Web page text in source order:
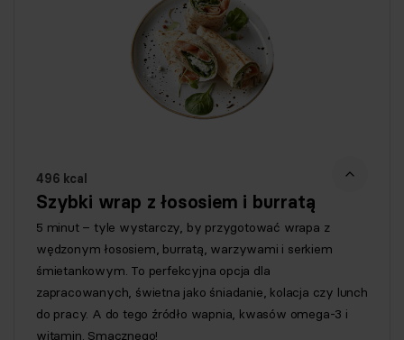
496 kcal
Szybki wrap z łososiem i burratą
5 minut – tyle wystarczy, by przygotować wrapa z
wędzonym łososiem, burratą, warzywami i serkiem
śmietankowym. To perfekcyjna opcja dla
zapracowanych, świetna jako śniadanie, kolacja czy lunch
do pracy. A do tego źródło wapnia, kwasów omega-3 i
witamin. Smacznego!